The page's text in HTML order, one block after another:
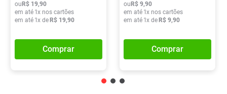
ou R$ 19,90
em até 1x nos cartões
em até 1x de R$ 19,90
Comprar
ou R$ 9,90
em até 1x nos cartões
em até 1x de R$ 9,90
Comprar